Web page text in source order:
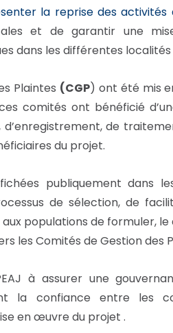
la reprise des activités
et de garantir une
dans les différentes
Plaintes (CGP) ont été mis
comités ont bénéficié
de
du projet.
publiquement dans
de sélection, de
populations de formuler, le
les Comités de Gestion des
à assurer une
la confiance entre les
en œuvre du projet .